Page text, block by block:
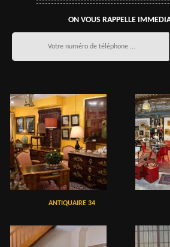
ON VOUS RAPPELLE
ANTIQUAIRE 34